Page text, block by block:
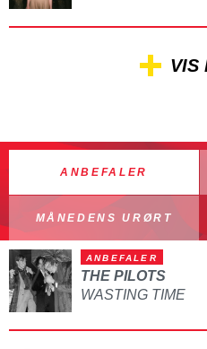
VIS
ANBEFALER
MÅNEDENS URØRT
ANBEFALER
THE PILOTS
WASTING TIME